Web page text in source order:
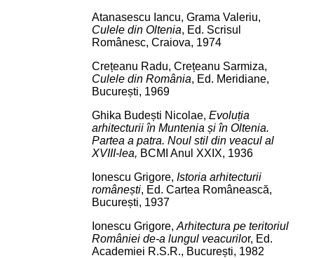
Atanasescu Iancu, Grama Valeriu,
Culele din Oltenia, Ed. Scrisul
Românesc, Craiova, 1974
Crețeanu Radu, Crețeanu Sarmiza,
Culele din România, Ed. Meridiane,
București, 1969
Ghika Budești Nicolae, Evoluția
arhitecturii în Muntenia și în Oltenia.
Partea a patra. Noul stil din veacul al
XVIII-lea, BCMI Anul XXIX, 1936
Ionescu Grigore, Istoria arhitecturii
românești, Ed. Cartea Românească,
București, 1937
Ionescu Grigore, Arhitectura pe teritoriul
României de-a lungul veacurilor, Ed.
Academiei R.S.R., București, 1982